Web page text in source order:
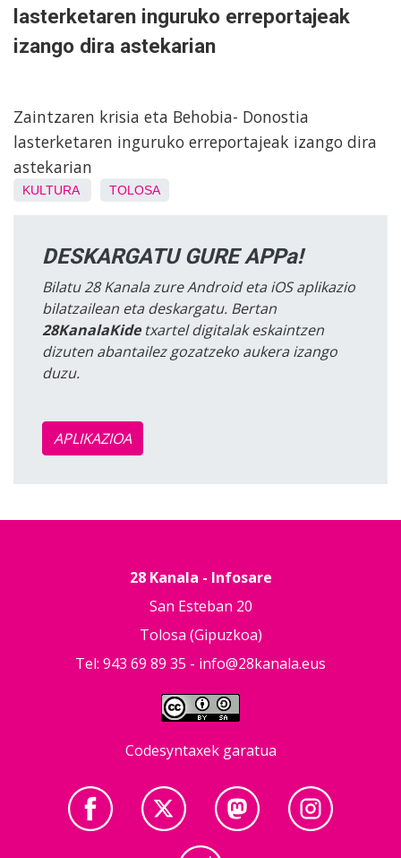
lasterketaren inguruko erreportajeak
izango dira astekarian
Zaintzaren krisia eta Behobia- Donostia
lasterketaren inguruko erreportajeak izango dira
astekarian
KULTURA TOLOSA
DESKARGATU GURE APPa!
Bilatu 28 Kanala zure Android eta iOS aplikazio
bilatzailean eta deskargatu. Bertan
28KanalaKidetxartel digitalak eskaintzen
dizuten abantailez gozatzeko aukera izango
duzu.
APLIKAZIOA
28 Kanala - Infosare
San Esteban 20
Tolosa (Gipuzkoa)
Tel: 943 69 89 35 - info@28kanala.eus
Codesyntaxek garatua